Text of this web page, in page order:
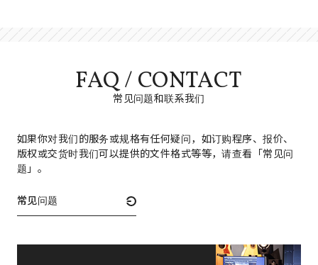
FAQ / CONTACT
常见问题和联系我们
如果你对我们的服务或规格有任何疑问，如订购程序、报价、
版权或交货时我们可以提供的文件格式等等，请查看「常见问
题」。
常见问题